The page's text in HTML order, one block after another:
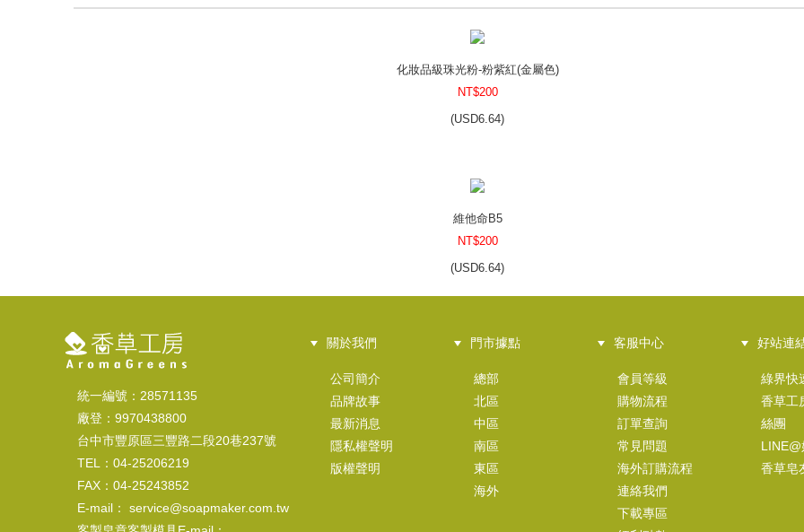
化妝品級珠光粉-粉紫紅(金屬色)
NT$200
(USD6.64)
維他命B5
NT$200
(USD6.64)
USD7.3)
統一編號：28571135
廠登：9970438800
台中市豐原區三豐路二段20巷237號
TEL：04-25206219
FAX：04-25243852
E-mail： service@soapmaker.com.tw
關於我們
公司簡介
品牌故事
最新消息
隱私權聲明
版權聲明
門市據點
總部
北區
中區
南區
東區
海外
客服中心
會員等級
購物流程
訂單查詢
常見問題
海外訂購流程
連絡我們
下載專區
好站連
綠界快
香草工
絲團
香草皂